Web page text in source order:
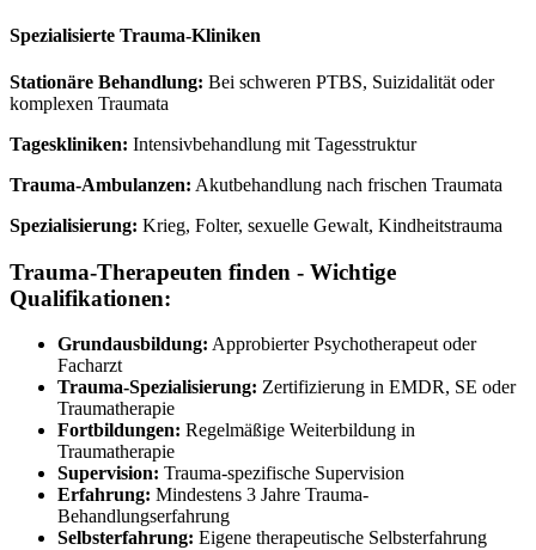
Spezialisierte Trauma-Kliniken
Stationäre Behandlung: Bei schweren PTBS, Suizidalität oder
komplexen Traumata
Tageskliniken: Intensivbehandlung mit Tagesstruktur
Trauma-Ambulanzen: Akutbehandlung nach frischen Traumata
Spezialisierung: Krieg, Folter, sexuelle Gewalt, Kindheitstrauma
Trauma-Therapeuten finden - Wichtige
Qualifikationen:
Grundausbildung: Approbierter Psychotherapeut oder
Facharzt
Trauma-Spezialisierung: Zertifizierung in EMDR, SE oder
Traumatherapie
Fortbildungen: Regelmäßige Weiterbildung in
Traumatherapie
Supervision: Trauma-spezifische Supervision
Erfahrung: Mindestens 3 Jahre Trauma-
Behandlungserfahrung
Selbsterfahrung: Eigene therapeutische Selbsterfahrung